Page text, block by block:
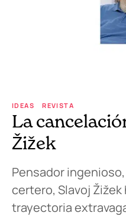
IDEAS REVISTA
La
Žižek
Pensador
certero, Slavoj
trayectoria